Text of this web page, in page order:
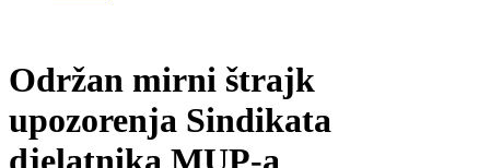
Održan mirni štrajk
upozorenja Sindikata